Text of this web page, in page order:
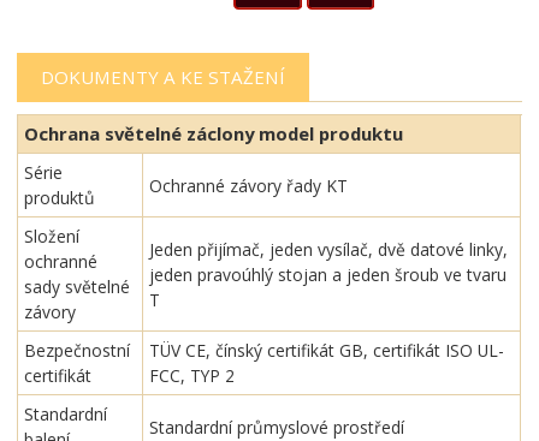
DOKUMENTY A KE STAŽENÍ
Ochrana světelné záclony model produktu
Série
produktů
Ochranné závory řady KT
Složení
ochranné
sady světelné
závory
Jeden přijímač, jeden vysílač, dvě datové linky,
jeden pravoúhlý stojan a jeden šroub ve tvaru
T
Bezpečnostní
certifikát
TÜV CE, čínský certifikát GB, certifikát ISO UL-
FCC, TYP 2
Standardní
Standardní průmyslové prostředí